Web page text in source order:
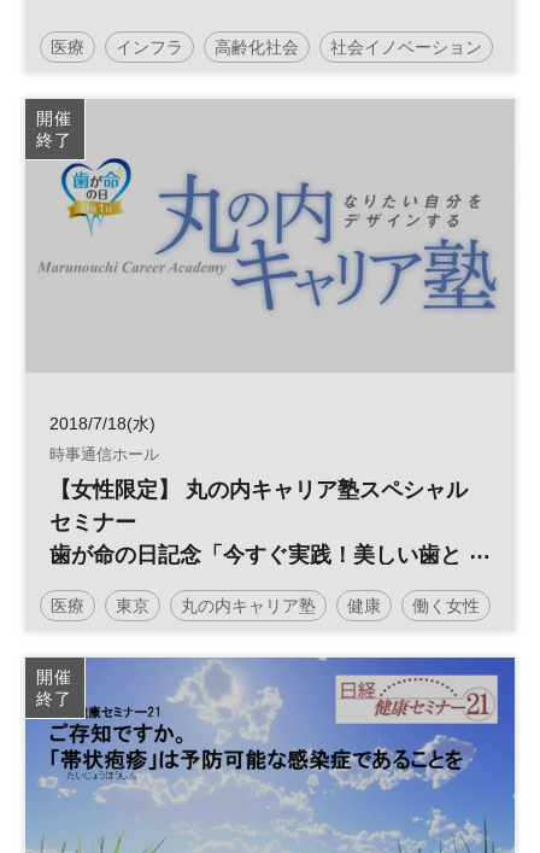
医療 インフラ 高齢化社会 社会イノベーション
水素 防災 少子化
日経社会イノベーションフォーラム
開催
終了
2018/7/18(水)
時事通信ホール
【女性限定】 丸の内キャリア塾スペシャル
セミナー
歯が命の日記念「今すぐ実践！美しい歯と
輝く表情づくり」
～歯科医師と顔ヨガのプロに学ぶ～
医療 東京 丸の内キャリア塾 健康 働く女性
開催
終了